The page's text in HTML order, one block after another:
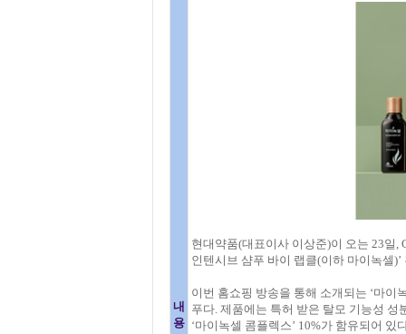
내
용
현대약품(대표이사 이상준)이 오는 23일,
인텐시브 샴푸 바이 랩클(이하 마이녹셀
이번 홈쇼핑 방송을 통해 소개되는 ‘마이
푸다. 제품에는 특허 받은 탈모 기능성 성
‘마이녹셀 콤플렉스’ 10%가 함유되어 있